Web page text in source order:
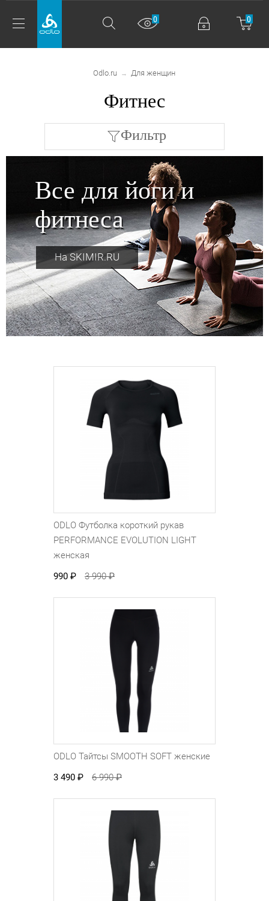
0
0
Odlo.ru → Для женщин
Фитнес
Фильтр
Все для йоги и
фитнеса
На SKIMIR.RU
ODLO Футболка короткий рукав
PERFORMANCE EVOLUTION LIGHT
женская
990 ₽ 3 990₽
ODLO Тайтсы SMOOTH SOFT женские
3 490 ₽ 6 990₽